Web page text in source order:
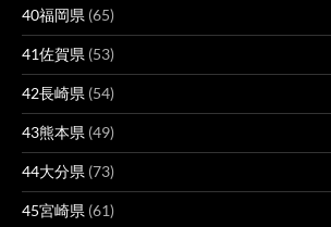
40福岡県 (65)
41佐賀県 (53)
42長崎県 (54)
43熊本県 (49)
44大分県 (73)
45宮崎県 (61)